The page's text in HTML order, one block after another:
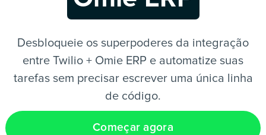
Desbloqueie os superpoderes da integração
entre Twilio + Omie ERP e automatize suas
tarefas sem precisar escrever uma única linha
de código.
Começar agora